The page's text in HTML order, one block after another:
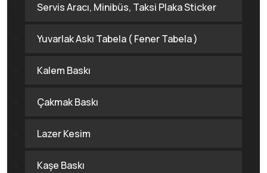
Servis Aracı, Minibüs, Taksi Plaka Sticker
Yuvarlak Askı Tabela ( Fener Tabela )
Kalem Baskı
Çakmak Baskı
Lazer Kesim
Kaşe Baskı